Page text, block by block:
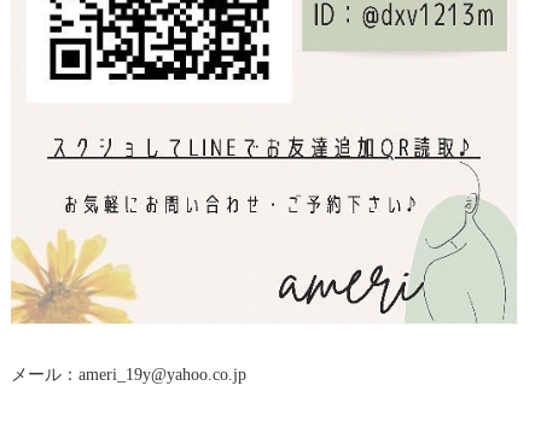
メール：ameri_19y@yahoo.co.jp